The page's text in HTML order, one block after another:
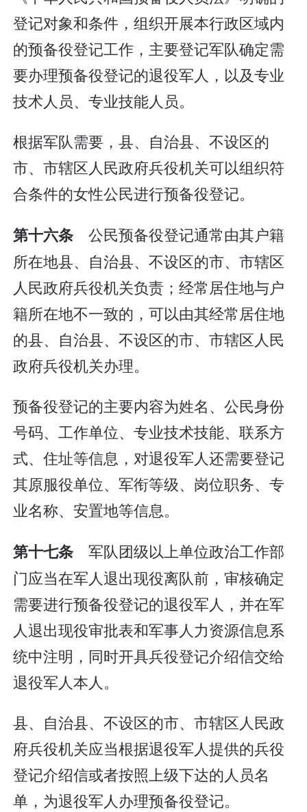
登记对象和条件，组织开展本行政区域内
的预备役登记工作，主要登记军队确定需
要办理预备役登记的退役军人，以及专业
技术人员、专业技能人员。
根据军队需要，县、自治县、不设区的
市、市辖区人民政府兵役机关可以组织符
合条件的女性公民进行预备役登记。
第十六条公民预备役登记通常由其户籍
所在地县、自治县、不设区的市、市辖区
人民政府兵役机关负责；经常居住地与户
籍所在地不一致的，可以由其经常居住地
的县、自治县、不设区的市、市辖区人民
政府兵役机关办理。
预备役登记的主要内容为姓名、公民身份
号码、工作单位、专业技术技能、联系方
式、住址等信息，对退役军人还需要登记
其原服役单位、军衔等级、岗位职务、专
业名称、安置地等信息。
第十七条军队团级以上单位政治工作部
门应当在军人退出现役离队前，审核确定
需要进行预备役登记的退役军人，并在军
人退出现役审批表和军事人力资源信息系
统中注明，同时开具兵役登记介绍信交给
退役军人本人。
县、自治县、不设区的市、市辖区人民政
府兵役机关应当根据退役军人提供的兵役
登记介绍信或者按照上级下达的人员名
单，为退役军人办理预备役登记。